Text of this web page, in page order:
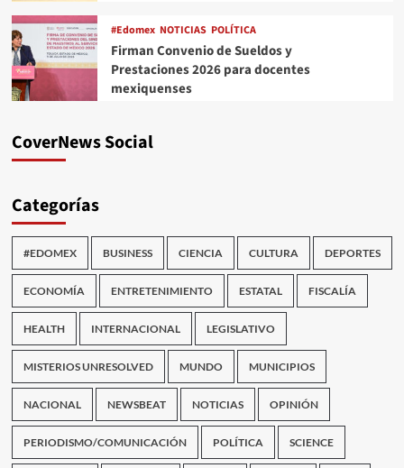
#Edomex NOTICIAS POLÍTICA
Firman Convenio de Sueldos y
Prestaciones 2026 para docentes
mexiquenses
CoverNews Social
Categorías
#EDOMEX BUSINESS CIENCIA CULTURA DEPORTES
ECONOMÍA ENTRETENIMIENTO ESTATAL FISCALÍA
HEALTH INTERNACIONAL LEGISLATIVO
MISTERIOS UNRESOLVED MUNDO MUNICIPIOS
NACIONAL NEWSBEAT NOTICIAS OPINIÓN
PERIODISMO/COMUNICACIÓN POLÍTICA SCIENCE